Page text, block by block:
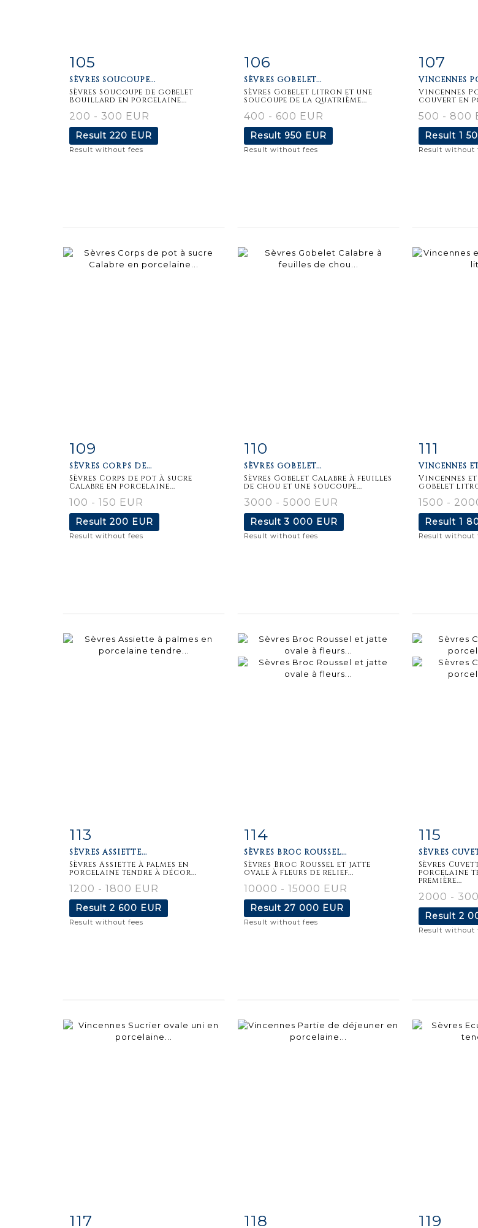
Item detail
105
SÈVRES SOUCOUPE...
Sèvres Soucoupe de gobelet
Bouillard en porcelaine...
200 - 300 EUR
Result 220 EUR
Result without fees
Item detail
106
SÈVRES GOBELET...
Sèvres Gobelet litron et une
soucoupe de la quatrième...
400 - 600 EUR
Result 950 EUR
Result without fees
Item detail
107
VINCENNES
Vincennes
couvert en
500 - 800
Result 1
Result without
Item detail
109
SÈVRES CORPS DE...
Sèvres Corps de pot à sucre
Calabre en porcelaine...
100 - 150 EUR
Result 200 EUR
Result without fees
Item detail
110
SÈVRES GOBELET...
Sèvres Gobelet Calabre à feuilles
de chou et une soucoupe...
3000 - 5000 EUR
Result3 000 EUR
Result without fees
Item detail
111
VINCENNES
Vincennes
gobelet
1500 -
Result 1
Result without
Item detail
113
SÈVRES ASSIETTE...
Sèvres Assiette à palmes en
porcelaine tendre à décor...
1200 - 1800 EUR
Result 2 600 EUR
Result without fees
Item detail
114
SÈVRES BROC ROUSSEL...
Sèvres Broc Roussel et jatte
ovale à fleurs de relief...
10000 - 15000 EUR
Result 27 000 EUR
Result without fees
Item detail
115
SÈVRES
Sèvres
porcelaine
première...
2000 -
Result 2
Result without
Item detail
117 Item detail
118 Item detail
119